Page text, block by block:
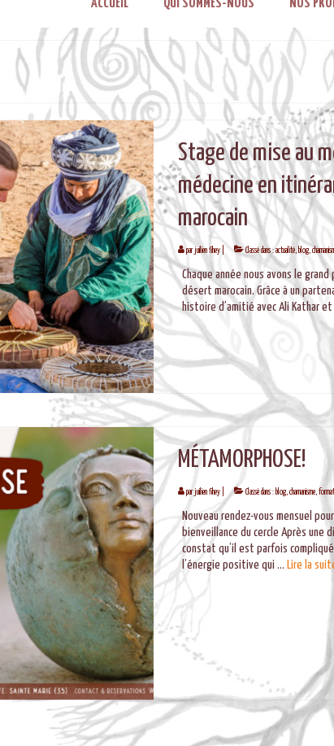
ACCUEIL QUI SOMMES-NOUS NOS
Stage de mise au
médecine en
marocain
par juilien fihey| Classé dans :actualité, blog,
Chaque année nous avons le
désert marocain. Grâce à un
histoire d’amitié avec Ali Kathar et
MÉTAMORPHOSE!
par juilien fihey| Classé dans : blog, chamanisme,
Nouveau rendez-vous mensuel
bienveillance du cercle Après une
constat qu’il est parfois
l’énergie positive qui … Lire la